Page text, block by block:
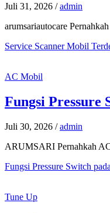
Juli 31, 2026 /admin
arumsariautocare
Service Scanner Mobil
AC Mobil
Fungsi Pressure
Juli 30, 2026 /admin
ARUMSARI Pernahkah AC
Fungsi Pressure Switch
Tune Up